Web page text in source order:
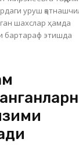
шахслар ҳамда
бартараф этишда